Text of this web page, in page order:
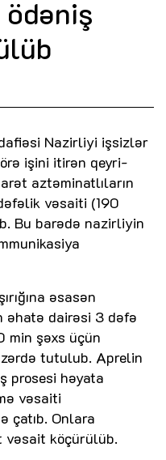
Nazirliyi işsizlər
işini itirən qeyri-
aztəminatlıların
vəsaiti (190
Bu barədə nazirliyin
əsasən
əhatə dairəsi 3 dəfə
min şəxs üçün
tutulub. Aprelin
prosesi həyata
vəsaiti
çatıb. Onlara
vəsait köçürülüb.